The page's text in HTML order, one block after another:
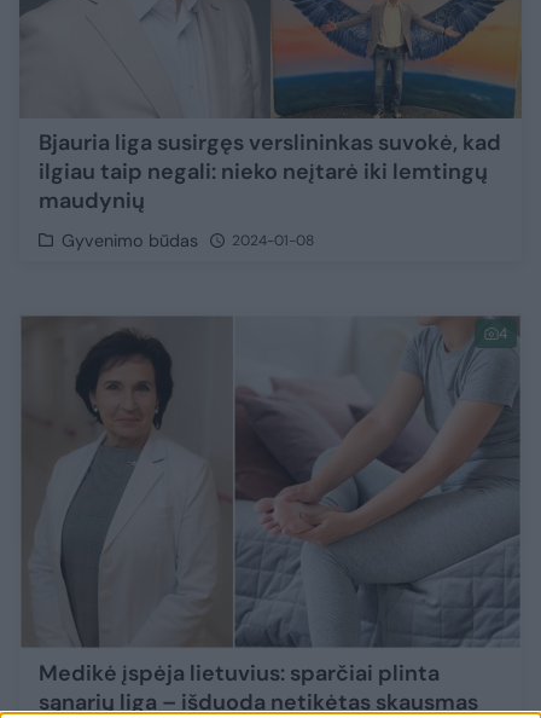
Bjauria liga susirgęs verslininkas suvokė, kad
ilgiau taip negali: nieko neįtarė iki lemtingų
maudynių
Gyvenimo būdas 2024-01-08
4
Medikė įspėja lietuvius: sparčiai plinta
sąnarių liga – išduoda netikėtas skausmas